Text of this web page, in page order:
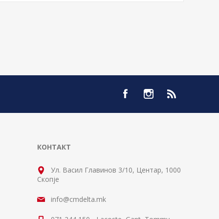
КОНТАКТ
Ул. Васил Главинов 3/10, Центар, 1000
Скопје
info@cmdelta.mk